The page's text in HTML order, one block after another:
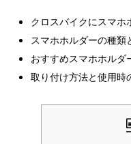
クロスバイクにスマホ
スマホホルダーの種類
おすすめスマホホルダ
取り付け方法と使用時